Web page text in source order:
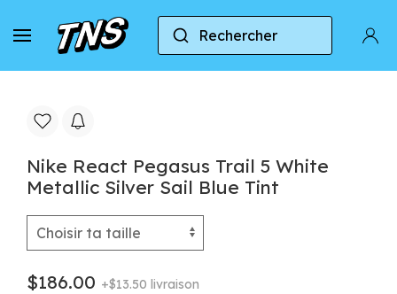
Rechercher
Accueil Nike Nike Air Zoom Pegasus
Nike React Pegasus Trail 5 White
Metallic Silver Sail Blue Tint
$186.00 +$13.50 livraison